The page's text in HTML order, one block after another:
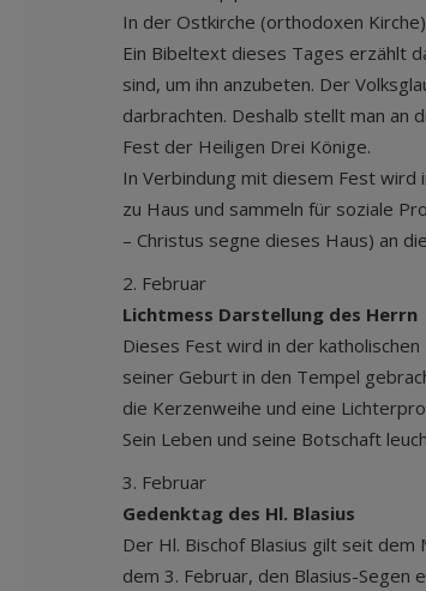
In der Ostkirche (orthodoxen
Ein Bibeltext dieses Tages erzählt
sind, um ihn anzubeten. Der
darbrachten. Deshalb stellt man an
Fest der Heiligen Drei Könige.
In Verbindung mit diesem Fest wird
zu Haus und sammeln für soziale
– Christus segne dieses Haus) an
2. Februar
Lichtmess Darstellung des Herrn
Dieses Fest wird in der
seiner Geburt in den Tempel
die Kerzenweihe und eine
Sein Leben und seine Botschaft
3. Februar
Gedenktag des Hl. Blasius
Der Hl. Bischof Blasius gilt seit
dem 3. Februar, den Blasius-